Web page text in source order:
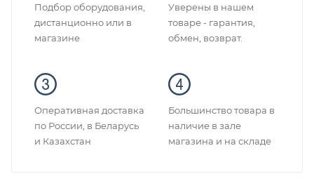
Подбор оборудования,
дистанционно или в
магазине
Уверены в нашем
товаре - гарантия,
обмен, возврат.
Оперативная доставка
по России, в Беларусь
и Казахстан
Большинство товара в
наличие в зале
магазина и на складе